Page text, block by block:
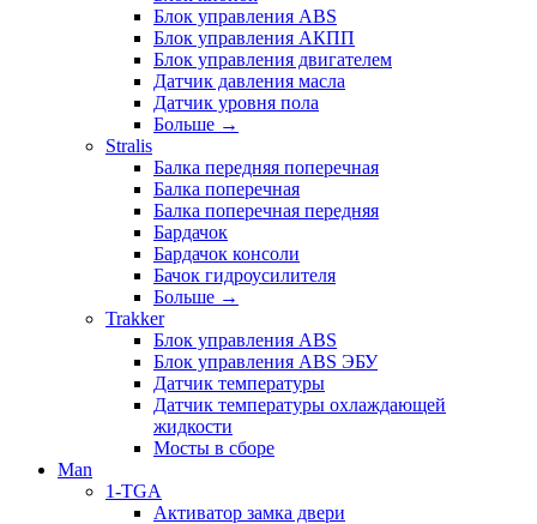
Блок управления ABS
Блок управления АКПП
Блок управления двигателем
Датчик давления масла
Датчик уровня пола
Больше →
Stralis
Балка передняя поперечная
Балка поперечная
Балка поперечная передняя
Бардачок
Бардачок консоли
Бачок гидроусилителя
Больше →
Trakker
Блок управления ABS
Блок управления ABS ЭБУ
Датчик температуры
Датчик температуры охлаждающей
жидкости
Мосты в сборе
Man
1-TGA
Активатор замка двери